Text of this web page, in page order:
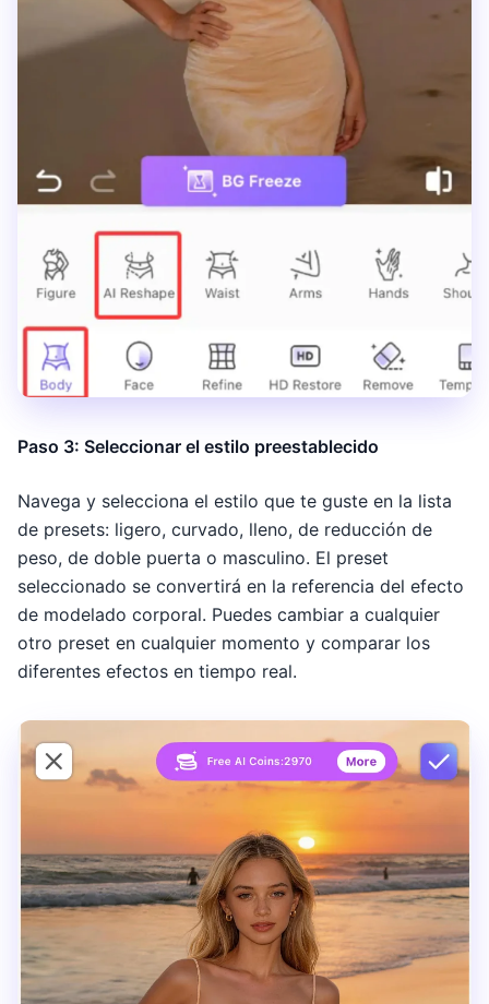
Paso 3: Seleccionar el estilo preestablecido
Navega y selecciona el estilo que te guste en la lista
de presets: ligero, curvado, lleno, de reducción de
peso, de doble puerta o masculino. El preset
seleccionado se convertirá en la referencia del efecto
de modelado corporal. Puedes cambiar a cualquier
otro preset en cualquier momento y comparar los
diferentes efectos en tiempo real.